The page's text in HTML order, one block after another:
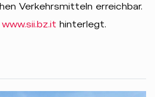
Verkehrsmitteln erreichbar.
www.sii.bz.it hinterlegt.